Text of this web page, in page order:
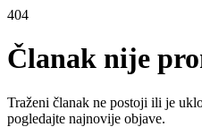
404
Članak nije
Traženi članak ne postoji ili je
pogledajte najnovije objave.